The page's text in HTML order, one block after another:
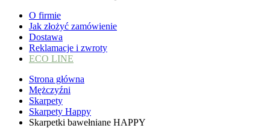
O firmie
Jak złożyć zamówienie
Dostawa
Reklamacje i zwroty
ECO LINE
Strona główna
Mężczyźni
Skarpety
Skarpety Happy
Skarpetki bawełniane HAPPY